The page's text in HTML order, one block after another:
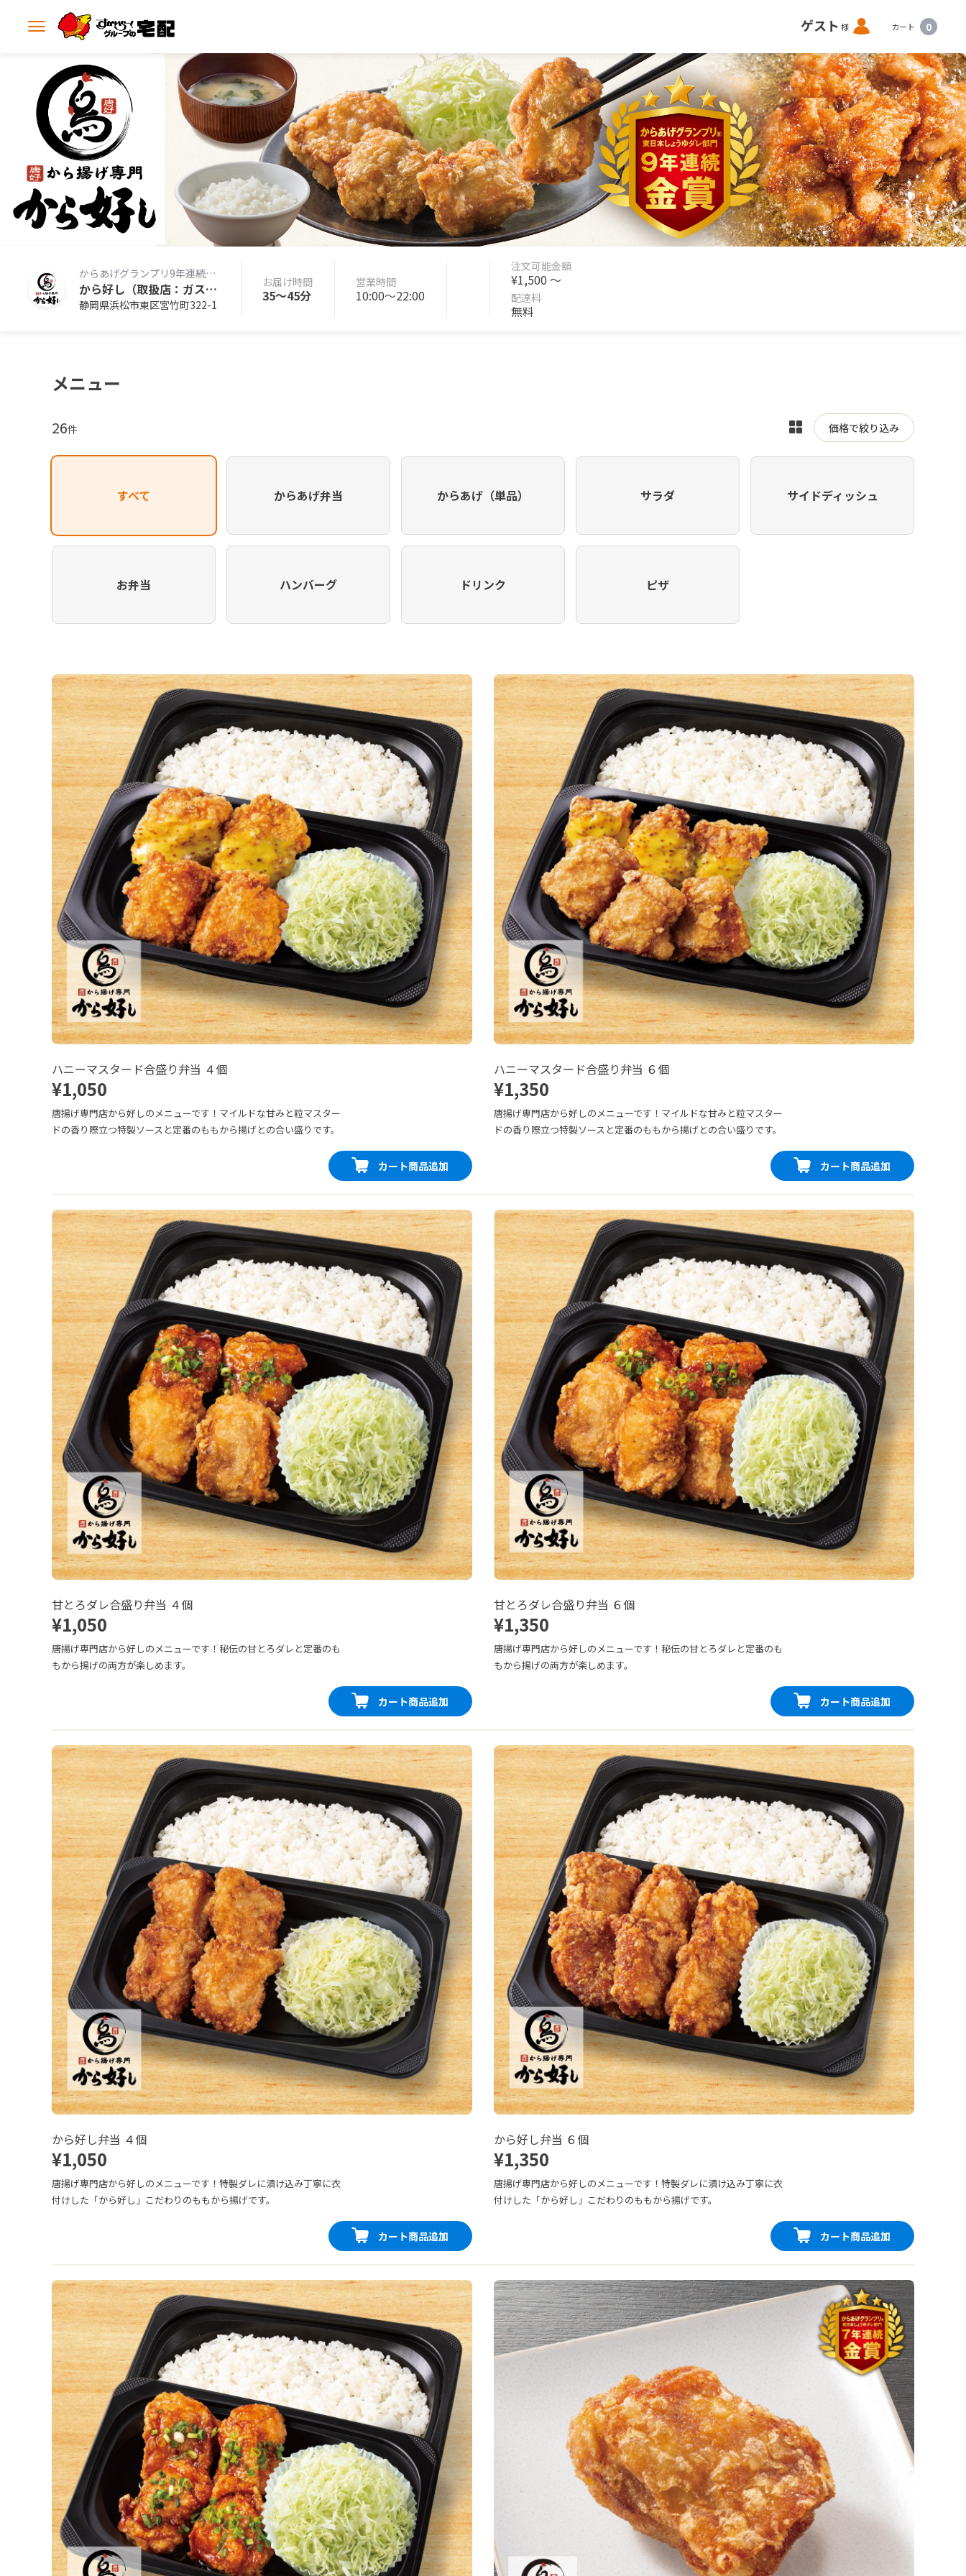
メ
ー
を
開
く
ゲスト 様 ロ
グ
イ
ン
カート 0
からあげグランプリ9年連続金賞の本格からあげ専門店の味をお届けします。
から好し（取扱店：ガスト浜松宮竹店）
静岡県浜松市東区宮竹町322-1
お届け時間
35〜45分
営業時間
10:00〜22:00
注文可能金額
¥1,500 〜
配達料
無料
メニュー
26件
表
り
え
価格で絞り込み
すべて からあげ弁当 からあげ（単品） サラダ サイドディッシュ
お弁当 ハンバーグ ドリンク ピザ
ハニーマスタード合盛り弁当 ４個
¥1,050
唐揚げ専門店から好しのメニューです！マイルドな甘みと粒マスター
ドの香り際立つ特製ソースと定番のももから揚げとの合い盛りです。
カート商品追加
ハニーマスタード合盛り弁当 ６個
¥1,350
唐揚げ専門店から好しのメニューです！マイルドな甘みと粒マスター
ドの香り際立つ特製ソースと定番のももから揚げとの合い盛りです。
カート商品追加
甘とろダレ合盛り弁当 ４個
¥1,050
唐揚げ専門店から好しのメニューです！秘伝の甘とろダレと定番のも
もから揚げの両方が楽しめます。
カート商品追加
甘とろダレ合盛り弁当 ６個
¥1,350
唐揚げ専門店から好しのメニューです！秘伝の甘とろダレと定番のも
もから揚げの両方が楽しめます。
カート商品追加
から好し弁当 ４個
¥1,050
唐揚げ専門店から好しのメニューです！特製ダレに漬け込み丁寧に衣
付けした「から好し」こだわりのももから揚げです。
カート商品追加
から好し弁当 ６個
¥1,350
唐揚げ専門店から好しのメニューです！特製ダレに漬け込み丁寧に衣
付けした「から好し」こだわりのももから揚げです。
カート商品追加